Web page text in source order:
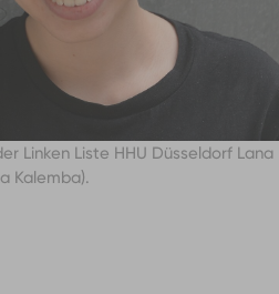
Linken Liste HHU Düsseldorf Lana
Kalemba).